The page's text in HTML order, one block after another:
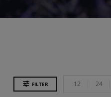
FILTER 12 24